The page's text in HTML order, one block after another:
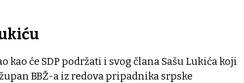
kao će SDP podržati i svog člana Sašu Lukića koji
BBŽ-a iz redova pripadnika srpske